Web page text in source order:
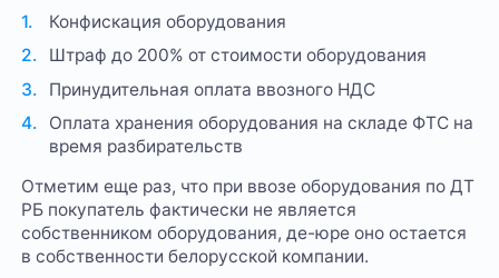
Конфискация оборудования
Штраф до 200% от стоимости оборудования
Принудительная оплата ввозного НДС
Оплата хранения оборудования на складе ФТС на
время разбирательств
Отметим еще раз, что при ввозе оборудования по ДТ
РБ покупатель фактически не является
собственником оборудования, де-юре оно остается
в собственности белорусской компании.